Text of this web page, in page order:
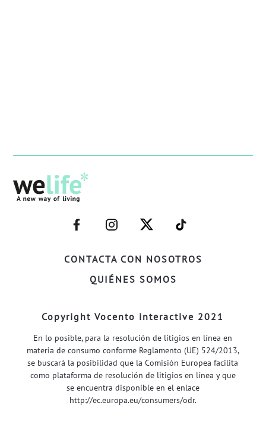
CONTACTA CON NOSOTROS
QUIÉNES SOMOS
–
FACEBOOK–
–
INSTAGRAM–
–
TWITTER–
–
WELIFE–
Copyright Vocento interactive 2021
En lo posible, para la resolución de litigios en línea en
materia de consumo conforme Reglamento (UE) 524/2013,
se buscará la posibilidad que la Comisión Europea facilita
como plataforma de resolución de litigios en línea y que
se encuentra disponible en el enlace
http://ec.europa.eu/consumers/odr.